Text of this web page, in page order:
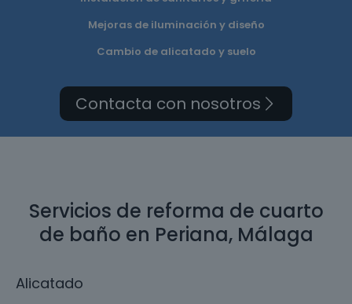
Mejoras de iluminación y diseño
Cambio de alicatado y suelo
Contacta con nosotros
Servicios de reforma de cuarto
de baño en Periana, Málaga
Alicatado